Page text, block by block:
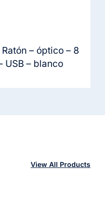
– óptico – 8
USB – blanco
View All Products